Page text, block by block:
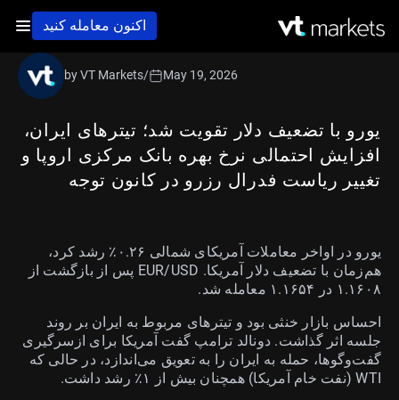
اکنون معامله کنید
یورو با تضعیف دلار تقویت شد؛ تیترهای ایران،
افزایش احتمالی نرخ بهره بانک مرکزی اروپا و
تغییر ریاست فدرال رزرو در کانون توجه
by VT Markets/ May 19, 2026
یورو در اواخر معاملات آمریکای شمالی ۰.۲۶٪ رشد کرد،
هم‌زمان با تضعیف دلار آمریکا. EUR/USD پس از بازگشت از
۱.۱۶۰۸ در ۱.۱۶۵۴ معامله شد.
احساس بازار خنثی بود و تیترهای مربوط به ایران بر روند
جلسه اثر گذاشت. دونالد ترامپ گفت آمریکا برای ازسرگیری
گفت‌وگوها، حمله به ایران را به تعویق می‌اندازد، در حالی که
WTI (نفت خام آمریکا) همچنان بیش از ۱٪ رشد داشت.